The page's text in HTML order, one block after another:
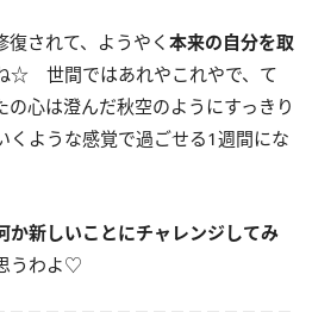
復されて、ようやく 本来の自分を取
☆ 世間ではあれやこれやで、て
の心は澄んだ秋空のようにすっきり
ような感覚で過ごせる1週間にな
か新しいことにチャレンジしてみ
うわよ♡